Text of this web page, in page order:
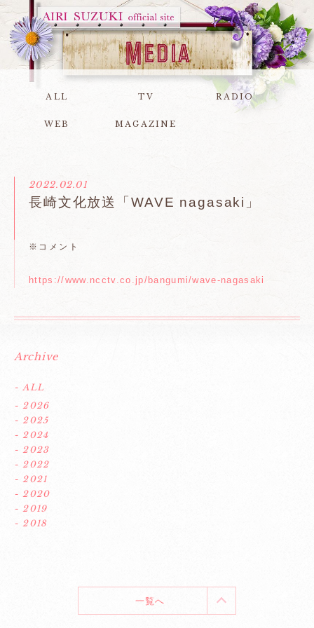
ALL TV RADIO
WEB MAGAZINE
2022.02.01
長崎文化放送「WAVE nagasaki」
※コメント
https://www.ncctv.co.jp/bangumi/wave-nagasaki
Archive
- ALL
- 2026
- 2025
- 2024
- 2023
- 2022
- 2021
- 2020
- 2019
- 2018
一覧へ